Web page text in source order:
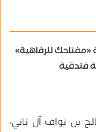
«مفتاحك للرفاهية»
بن نواف آل ثاني،